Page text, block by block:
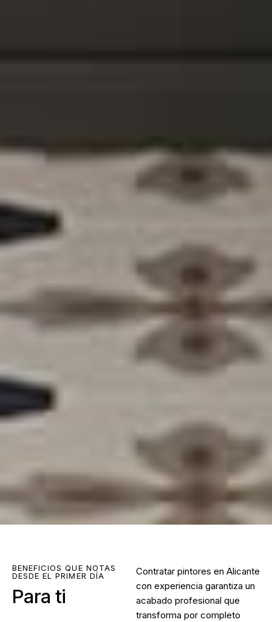
BENEFICIOS QUE NOTAS
DESDE EL PRIMER DÍA
Para ti
Contratar pintores en Alicante
con experiencia garantiza un
acabado profesional que
transforma por completo